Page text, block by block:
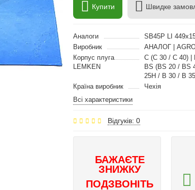
Купити Швидке
Аналоги
SB45P LI
Виробник
АНАЛОГ |
Корпус плуга
LEMKEN
C (C 30 / C 40) |
BS (BS 20 / BS
25H / B 30 / B
Країна виробник
Чехія
Всі характеристики
Відгуків: 0
БАЖАЄТЕ
ЗНИЖКУ
ПОДЗВОНІТЬ